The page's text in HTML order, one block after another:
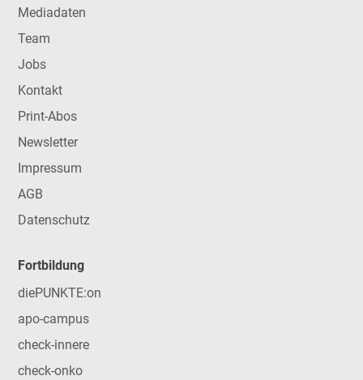
Mediadaten
Team
Jobs
Kontakt
Print-Abos
Newsletter
Impressum
AGB
Datenschutz
Fortbildung
diePUNKTE:on
apo-campus
check-innere
check-onko